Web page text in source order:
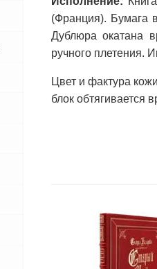
(Франция). Бумага
Дублюра окатана
ручного плетения.
Цвет и фактура
блок обтягивается